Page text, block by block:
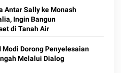
Antar Sally ke Monash
Ingin Bangun
di Tanah Air
Modi Dorong Penyelesaian
Melalui Dialog